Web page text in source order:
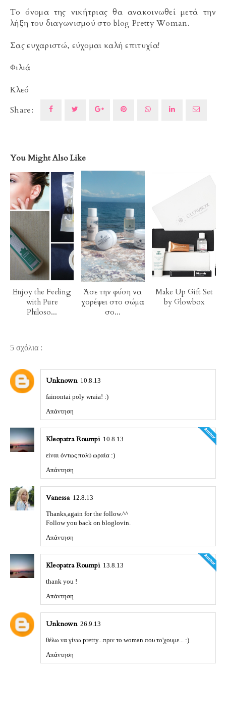
Το όνομα της νικήτριας θα ανακοινωθεί μετά την
λήξη του διαγωνισμού στο blog Pretty Woman.
Σας ευχαριστώ, εύχομαι καλή επιτυχία!
Φιλιά
Κλεό
Share:
You Might Also Like
Enjoy the Feeling
with Pure
Philoso...
Άσε την φύση να
χορέψει στο σώμα
σο...
Make Up Gift Set
by Glowbox
5 σχόλια :
Unknown 10.8.13
fainontai poly wraia! :)
Απάντηση
Kleopatra Roumpi 10.8.13
είναι όντως πολύ ωραία :)
Απάντηση
Vanessa 12.8.13
Thanks,again for the follow.^^
Follow you back on bloglovin.
Απάντηση
Kleopatra Roumpi 13.8.13
thank you !
Απάντηση
Unknown 26.9.13
θέλω να γίνω pretty...πριν το woman που το'χουμε... :)
Απάντηση